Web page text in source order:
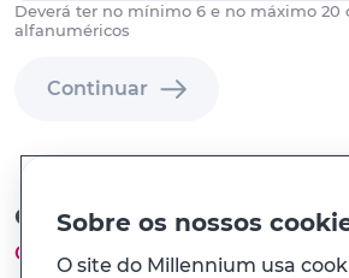
Deverá ter no mínimo 6 e no máximo 20
alfanuméricos
Continuar
Ou com a Chave Móvel
Como funciona?
Sobre os nossos
O site do Millennium usa